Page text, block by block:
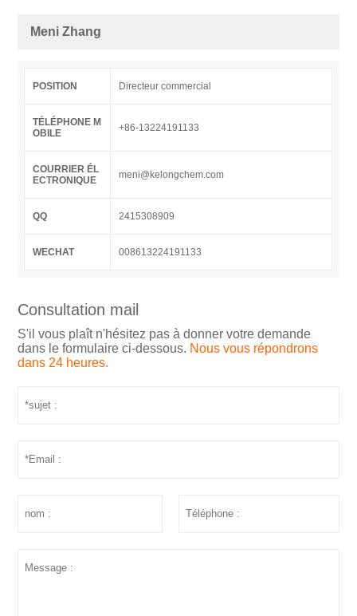
Meni Zhang
POSITION Directeur commercial
TÉLÉPHONE M
OBILE
+86-13224191133
COURRIER ÉL
ECTRONIQUE
meni@kelongchem.com
QQ 2415308909
WECHAT 008613224191133
Consultation mail
S'il vous plaît n'hésitez pas à donner votre demande
dans le formulaire ci-dessous. Nous vous répondrons
dans 24 heures.